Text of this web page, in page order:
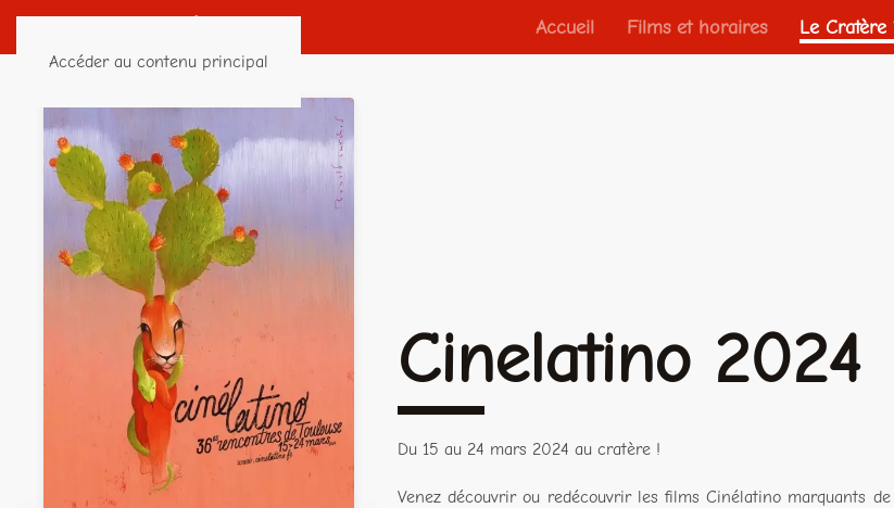
Accéder au contenu principal
Accueil Films et horaires Le Cratère
Cinelatino 2024
Du 15 au 24 mars 2024 au cratère !
Venez découvrir ou redécouvrir les films Cinélatino marquants